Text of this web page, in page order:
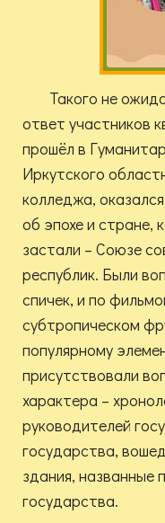
Такого не
ответ участников
прошёл в
Иркутского
колледжа,
об эпохе и стране,
застали – Союзе
республик. Были
спичек, и по
субтропическом
популярному
присутствовали
характера –
руководителей
государства,
здания, названные
государства.